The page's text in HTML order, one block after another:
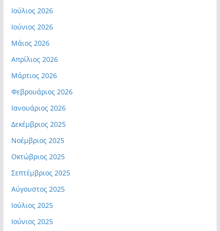
Ιούλιος 2026
Ιούνιος 2026
Μάιος 2026
Απρίλιος 2026
Μάρτιος 2026
Φεβρουάριος 2026
Ιανουάριος 2026
Δεκέμβριος 2025
Νοέμβριος 2025
Οκτώβριος 2025
Σεπτέμβριος 2025
Αύγουστος 2025
Ιούλιος 2025
Ιούνιος 2025